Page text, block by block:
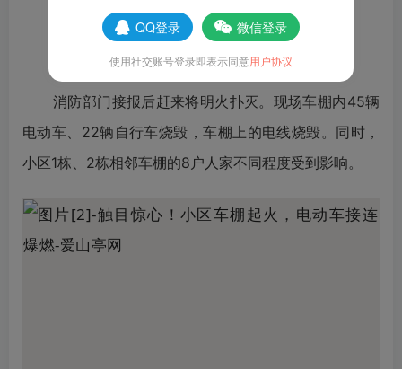
1栋、2栋居民楼东侧车棚发生火情
现场浓烟滚滚
疑似电动车电池接连爆燃
消防部门接报后赶来将明火扑灭。现场车棚内45辆
电动车、22辆自行车烧毁，车棚上的电线烧毁。同时，
小区1栋、2栋相邻车棚的8户人家不同程度受到影响。
QQ登录 微信登录
使用社交账号登录即表示同意用户协议